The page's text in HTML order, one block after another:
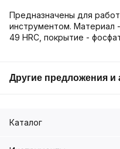
Предназначены для
инструментом. Материал
49 HRC, покрытие -
Другие предложения и
Каталог